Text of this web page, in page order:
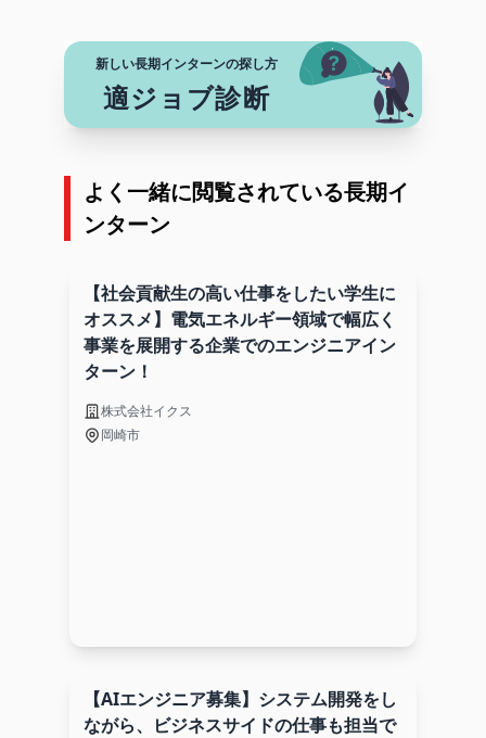
新しい長期インターンの探し方
適ジョブ診断
よく一緒に閲覧されている長期イ
ンターン
【社会貢献生の高い仕事をしたい学生に
オススメ】電気エネルギー領域で幅広く
事業を展開する企業でのエンジニアイン
ターン！
株式会社イクス
岡崎市
【AIエンジニア募集】システム開発をし
ながら、ビジネスサイドの仕事も担当で